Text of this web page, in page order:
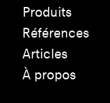
Produits
Références
Articles
À propos